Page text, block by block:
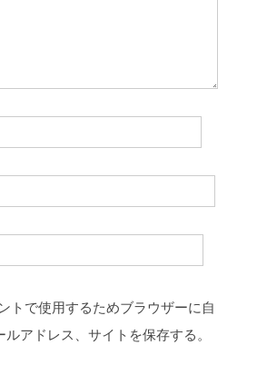
トで使用するためブラウザーに自
アドレス、サイトを保存する。